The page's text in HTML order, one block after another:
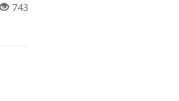
743